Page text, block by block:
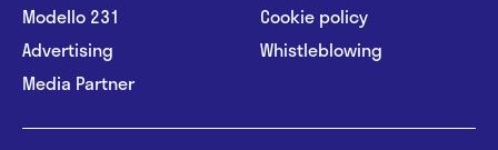
Modello 231
Advertising
Media Partner
Cookie policy
Whistleblowing